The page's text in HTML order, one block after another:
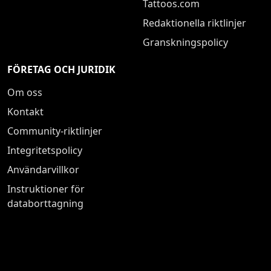
Tattoos.com
Redaktionella riktlinjer
Granskningspolicy
FÖRETAG OCH JURIDIK
Om oss
Kontakt
Community-riktlinjer
Integritetspolicy
Användarvillkor
Instruktioner för
databorttagning